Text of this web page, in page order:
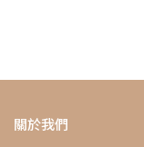
關於我們